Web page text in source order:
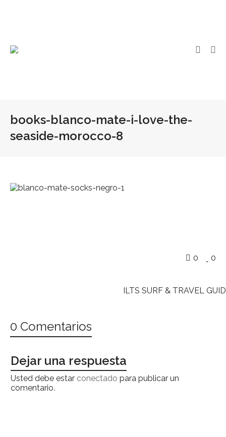
books-blanco-mate-i-love-the-
seaside-morocco-8
0
0
ILTS SURF & TRAVEL
0 Comentarios
Dejar una respuesta
Usted debe estar conectado para publicar un
comentario.